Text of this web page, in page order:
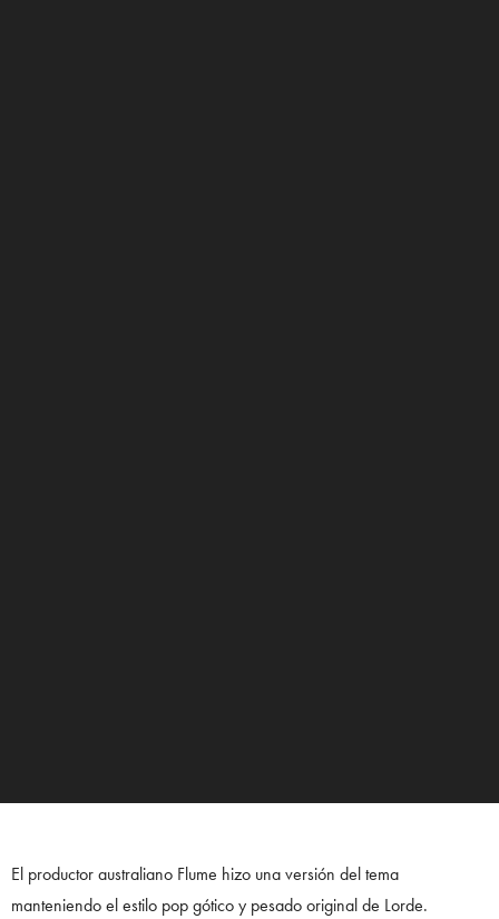
El productor australiano Flume hizo una versión del tema
manteniendo el estilo pop gótico y pesado original de Lorde.